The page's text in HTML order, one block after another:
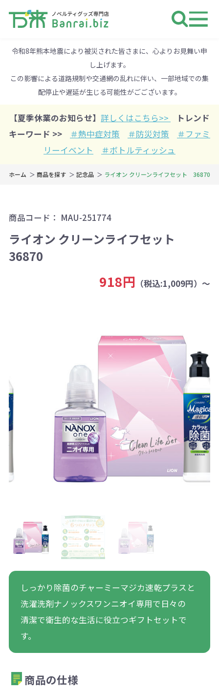
令和8年熊本地震により被災された皆さまに、心よりお見舞い申
し上げます。
この影響による道路規制や交通網の乱れに伴い、一部地域での集
配停止や遅延が生じる可能性がごございます。
【夏季休業のお知らせ】 詳しくはこちら>>
トレンド
キーワード >>
＃熱中症対策 ＃防災対策
＃ファミ
リーイベント
＃ボトルティッシュ
ホーム 商品を探す 記念品 ライオン クリーンライフセット 36870
商品コード： MAU-251774
ライオン クリーンライフセット
36870
918円 （税込:1,009円）～
しっかり除菌のチャーミーマジカ速乾プラスと
洗濯洗剤ナノックスワンニオイ専用で日々の
清潔で衛生的な生活に役立つギフトセットで
す。
商品の仕様